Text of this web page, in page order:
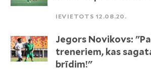
IEVIETOTS 12.08.20.
Jegors Novikovs:
treneriem, kas
brīdim!"